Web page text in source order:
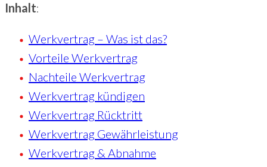
Inhalt:
Werkvertrag – Was ist das?
Vorteile Werkvertrag
Nachteile Werkvertrag
Werkvertrag kündigen
Werkvertrag Rücktritt
Werkvertrag Gewährleistung
Werkvertrag & Abnahme